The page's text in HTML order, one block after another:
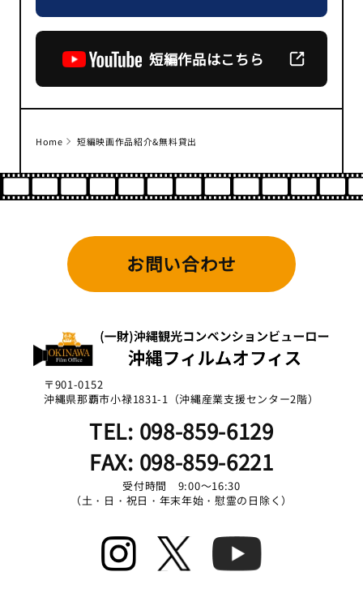
短編作品はこちら
Home 短編映画作品紹介&無料貸出
お問い合わせ
〒901-0152
沖縄県那覇市小禄1831-1（沖縄産業支援センター2階）
TEL: 098-859-6129
FAX: 098-859-6221
受付時間 9:00～16:30
（土・日・祝日・年末年始・慰霊の日除く）